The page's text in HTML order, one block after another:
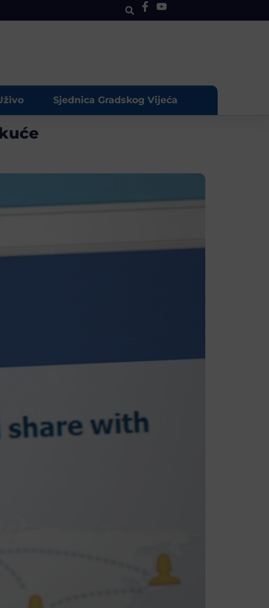
Sjednica Gradskog Vijeća